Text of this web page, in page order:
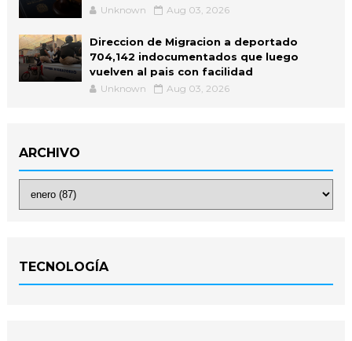
Unknown Aug 03, 2026
Direccion de Migracion a deportado
704,142 indocumentados que luego
vuelven al pais con facilidad
Unknown Aug 03, 2026
ARCHIVO
TECNOLOGÍA